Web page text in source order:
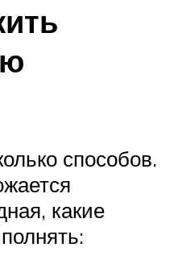
способов.
какие